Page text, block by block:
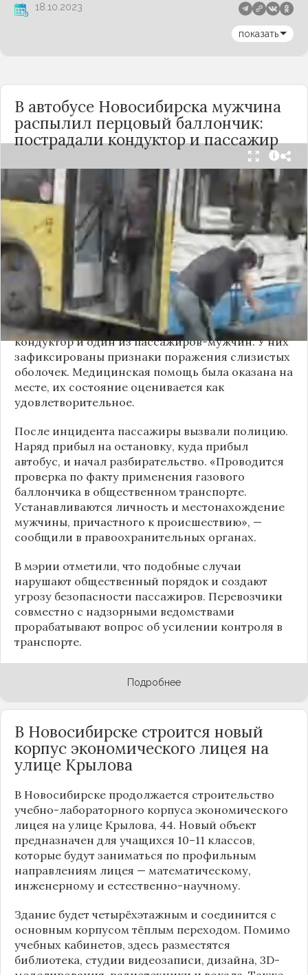
18.10.2023
показать
В автобусе Новосибирска мужчина
распылил перцовый баллончик:
пострадали кондуктор и пассажир
Вечером 24 сентября в салоне автобуса маршрута
№18 в Новосибирске произошёл инцидент с
применением перцового баллончика. Как
сообщили очевидцы в
Telegram-канале
«Инцидент Новосибирск», неизвестный
мужчина с бородой сначала вступил в перепалку
с кондуктором, затем поссорился с другими
пассажирами. В ходе конфликта он достал
газовый баллончик и распылил его в салоне.
По предварительным данным, пострадали
кондуктор и один из пассажиров-мужчин. У них
зафиксированы признаки поражения слизистых
оболочек. Медицинская помощь была оказана на
месте, их состояние оценивается как
удовлетворительное.
После инцидента пассажиры вызвали полицию.
Наряд прибыл на остановку, куда прибыл
автобус, и начал разбирательство. «Проводится
проверка по факту применения газового
баллончика в общественном транспорте.
Устанавливаются личность и местонахождение
мужчины, причастного к происшествию», —
сообщили в правоохранительных органах.
В мэрии отметили, что подобные случаи
нарушают общественный порядок и создают
угрозу безопасности пассажиров. Перевозчики
совместно с надзорными ведомствами
прорабатывают вопрос об усилении контроля в
транспорте.
Подробнее
В Новосибирске строится новый
корпус экономического лицея на
улице Крылова
В Новосибирске продолжается строительство
учебно-лабораторного корпуса экономического
лицея на улице Крылова, 44. Новый объект
предназначен для учащихся 10–11 классов,
которые будут заниматься по профильным
направлениям лицея — математическому,
инженерному и естественно-научному.
Здание будет четырёхэтажным и соединится с
основным корпусом тёплым переходом. Помимо
учебных кабинетов, здесь разместятся
библиотека, студии видеозаписи, дизайна, 3D-